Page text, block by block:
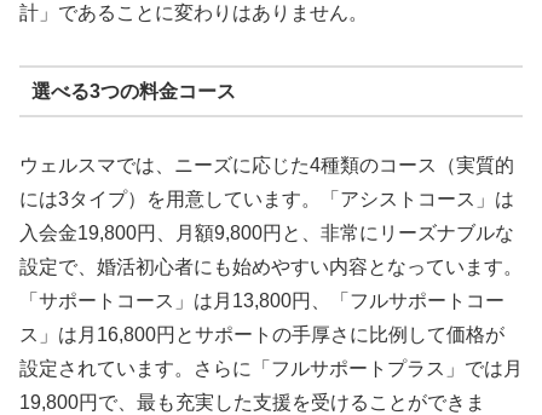
計」であることに変わりはありません。
選べる3つの料金コース
ウェルスマでは、ニーズに応じた4種類のコース（実質的
には3タイプ）を用意しています。「アシストコース」は
入会金19,800円、月額9,800円と、非常にリーズナブルな
設定で、婚活初心者にも始めやすい内容となっています。
「サポートコース」は月13,800円、「フルサポートコー
ス」は月16,800円とサポートの手厚さに比例して価格が
設定されています。さらに「フルサポートプラス」では月
19,800円で、最も充実した支援を受けることができま